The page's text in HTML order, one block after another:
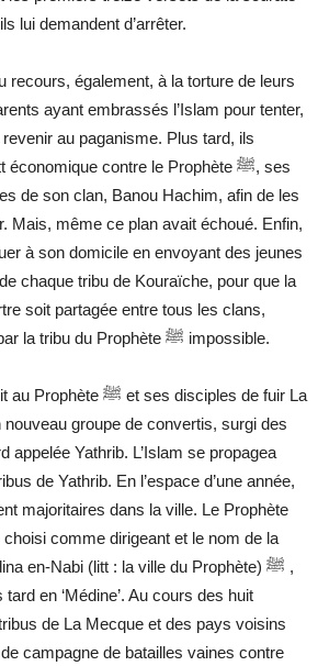
lui demandent d’arrêter.
recours, également, à la torture de leurs
ayant embrassés l’Islam pour tenter,
au paganisme. Plus tard, ils
économique contre le Prophète ﷺ, ses
de son clan, Banou Hachim, afin de les
Mais, même ce plan avait échoué. Enfin,
à son domicile en envoyant des jeunes
chaque tribu de Kouraïche, pour que la
soit partagée entre tous les clans,
la tribu du Prophète ﷺ impossible.
au Prophète ﷺ et ses disciples de fuir La
groupe de convertis, surgi des
appelée Yathrib. L’Islam se propagea
de Yathrib. En l’espace d’une année,
majoritaires dans la ville. Le Prophète
choisi comme dirigeant et le nom de la
en-Nabi (litt : la ville du Prophète) ﷺ ,
en ‘Médine’. Au cours des huit
de La Mecque et des pays voisins
campagne de batailles vaines contre